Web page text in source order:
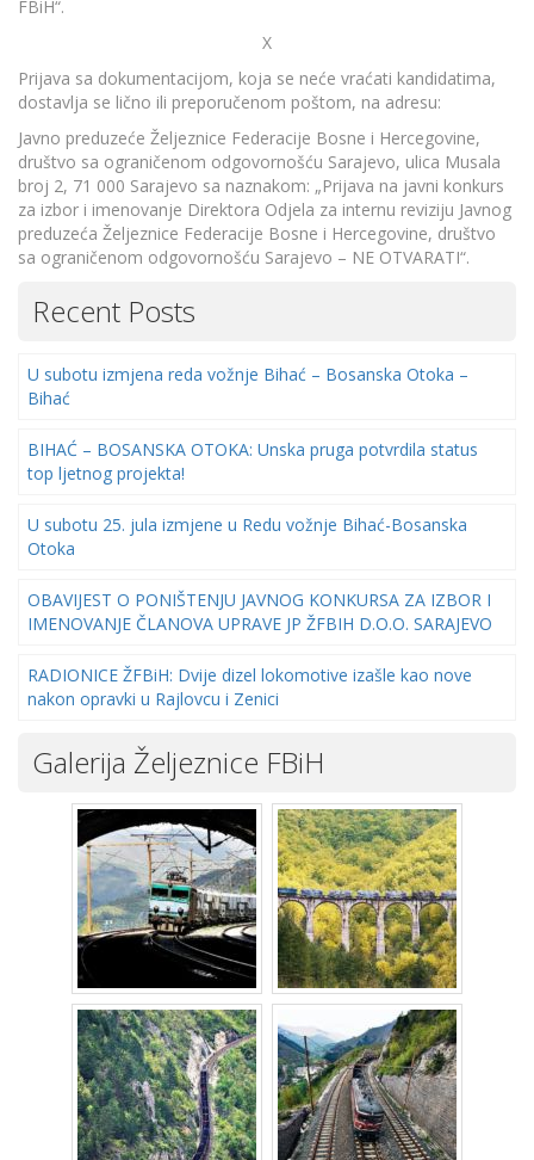
FBiH“.
X
Prijava sa dokumentacijom, koja se neće vraćati kandidatima,
dostavlja se lično ili preporučenom poštom, na adresu:
Javno preduzeće Željeznice Federacije Bosne i Hercegovine,
društvo sa ograničenom odgovornošću Sarajevo, ulica Musala
broj 2, 71 000 Sarajevo sa naznakom: „Prijava na javni konkurs
za izbor i imenovanje Direktora Odjela za internu reviziju Javnog
preduzeća Željeznice Federacije Bosne i Hercegovine, društvo
sa ograničenom odgovornošću Sarajevo – NE OTVARATI“.
Recent Posts
U subotu izmjena reda vožnje Bihać – Bosanska Otoka –
Bihać
BIHAĆ – BOSANSKA OTOKA: Unska pruga potvrdila status
top ljetnog projekta!
U subotu 25. jula izmjene u Redu vožnje Bihać-Bosanska
Otoka
OBAVIJEST O PONIŠTENJU JAVNOG KONKURSA ZA IZBOR I
IMENOVANJE ČLANOVA UPRAVE JP ŽFBIH D.O.O. SARAJEVO
RADIONICE ŽFBiH: Dvije dizel lokomotive izašle kao nove
nakon opravki u Rajlovcu i Zenici
Galerija Željeznice FBiH